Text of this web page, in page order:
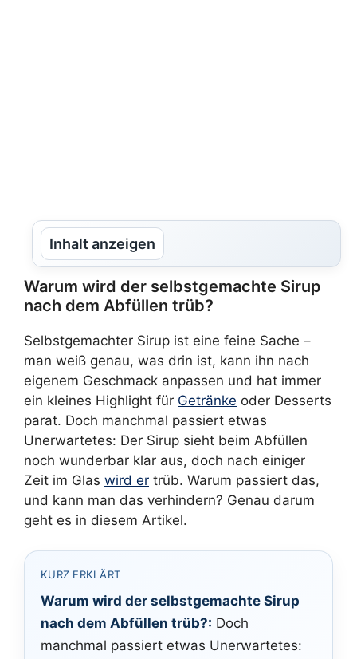
Inhalt anzeigen
Warum wird der selbstgemachte Sirup
nach dem Abfüllen trüb?
Selbstgemachter Sirup ist eine feine Sache –
man weiß genau, was drin ist, kann ihn nach
eigenem Geschmack anpassen und hat immer
ein kleines Highlight für Getränke oder Desserts
parat. Doch manchmal passiert etwas
Unerwartetes: Der Sirup sieht beim Abfüllen
noch wunderbar klar aus, doch nach einiger
Zeit im Glas wird er trüb. Warum passiert das,
und kann man das verhindern? Genau darum
geht es in diesem Artikel.
KURZ ERKLÄRT
Warum wird der selbstgemachte Sirup
nach dem Abfüllen trüb?: Doch
manchmal passiert etwas Unerwartetes: